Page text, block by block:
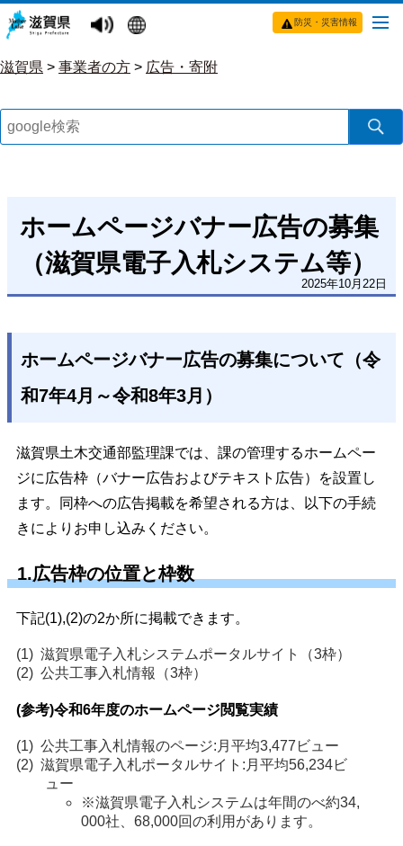
防災・災害情報
滋賀県 > 事業者の方 > 広告・寄附
ホームページバナー広告の募集
（滋賀県電子入札システム等）
2025年10月22日
ホームページバナー広告の募集について（令
和7年4月～令和8年3月）
滋賀県土木交通部監理課では、課の管理するホームペー
ジに広告枠（バナー広告およびテキスト広告）を設置し
ます。同枠への広告掲載を希望される方は、以下の手続
きによりお申し込みください。
1.広告枠の位置と枠数
下記(1),(2)の2か所に掲載できます。
滋賀県電子入札システムポータルサイト（3枠）
公共工事入札情報（3枠）
(参考)令和6年度のホームページ閲覧実績
公共工事入札情報のページ:月平均3,477ビュー
滋賀県電子入札ポータルサイト:月平均56,234ビ
ュー
※滋賀県電子入札システムは年間のべ約34,
000社、68,000回の利用があります。